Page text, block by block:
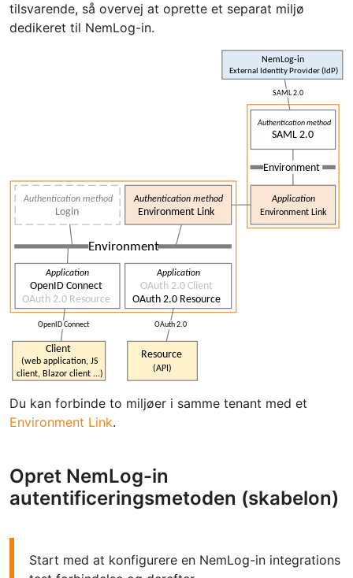
tilsvarende, så overvej at oprette et separat miljø
dedikeret til NemLog-in.
Du kan forbinde to miljøer i samme tenant med et
Environment Link.
Opret NemLog-in
autentificeringsmetoden (skabelon)
Start med at konfigurere en NemLog-in integrations